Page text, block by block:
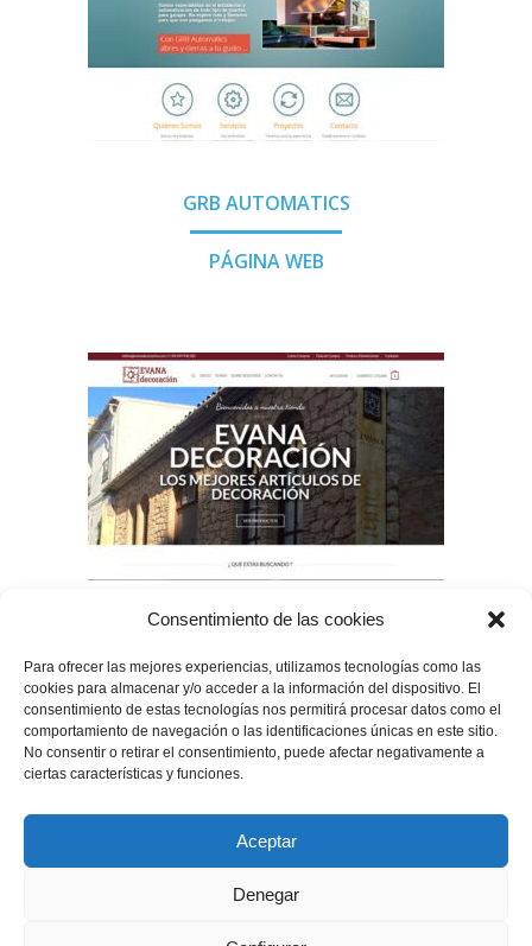
Consentimiento de las cookies
Para ofrecer las mejores experiencias, utilizamos tecnologías como las
cookies para almacenar y/o acceder a la información del dispositivo. El
consentimiento de estas tecnologías nos permitirá procesar datos como el
comportamiento de navegación o las identificaciones únicas en este sitio.
No consentir o retirar el consentimiento, puede afectar negativamente a
ciertas características y funciones.
Aceptar
Denegar
GRB AUTOMATICS
PÁGINA WEB
DISEÑO WEB
Política de privacidad